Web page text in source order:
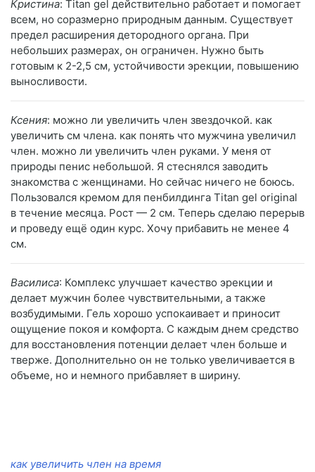
Кристина: Titan gel действительно работает и помогает
всем, но соразмерно природным данным. Существует
предел расширения детородного органа. При
небольших размерах, он ограничен. Нужно быть
готовым к 2-2,5 см, устойчивости эрекции, повышению
выносливости.
Ксения: можно ли увеличить член звездочкой. как
увеличить см члена. как понять что мужчина увеличил
член. можно ли увеличить член руками. У меня от
природы пенис небольшой. Я стеснялся заводить
знакомства с женщинами. Но сейчас ничего не боюсь.
Пользовался кремом для пенбилдинга Titan gel original
в течение месяца. Рост — 2 см. Теперь сделаю перерыв
и проведу ещё один курс. Хочу прибавить не менее 4
см.
Василиса: Комплекс улучшает качество эрекции и
делает мужчин более чувствительными, а также
возбудимыми. Гель хорошо успокаивает и приносит
ощущение покоя и комфорта. С каждым днем средство
для восстановления потенции делает член больше и
тверже. Дополнительно он не только увеличивается в
объеме, но и немного прибавляет в ширину.
как увеличить член на время